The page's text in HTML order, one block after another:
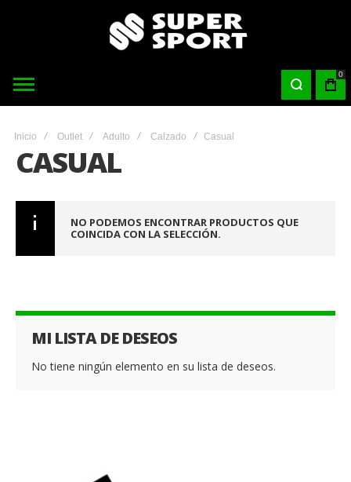
0
Inicio Outlet Adulto Calzado Casual
CASUAL
NO PODEMOS ENCONTRAR PRODUCTOS QUE
COINCIDA CON LA SELECCIÓN.
MI LISTA DE DESEOS
No tiene ningún elemento en su lista de deseos.